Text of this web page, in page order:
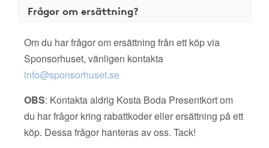
Frågor om ersättning?
Om du har frågor om ersättning från ett köp via
Sponsorhuset, vänligen kontakta
info@sponsorhuset.se
OBS: Kontakta aldrig Kosta Boda Presentkort om
du har frågor kring rabattkoder eller ersättning på ett
köp. Dessa frågor hanteras av oss. Tack!